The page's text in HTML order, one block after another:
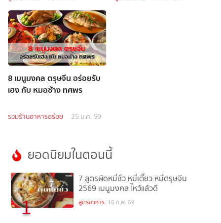
8 เมนูมงคล ตรุษจีน อร่อยรับ
เฮง กับ หมอช้าง ทศพร
รวมร้านอาหารอร่อย 25 ม.ค. 59
ยอดนิยมในตอนนี้
1
7 สูตรผัดหมี่ซั่ว หมี่เตี๊ยว หมี่ตรุษจีน
2569 เมนูมงคล ไหว้แล้วดี
สูตรอาหาร 16 ก.พ. 69